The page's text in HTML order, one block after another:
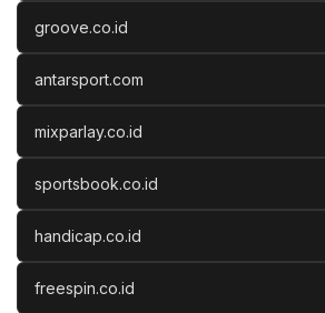
groove.co.id
antarsport.com
mixparlay.co.id
sportsbook.co.id
handicap.co.id
freespin.co.id